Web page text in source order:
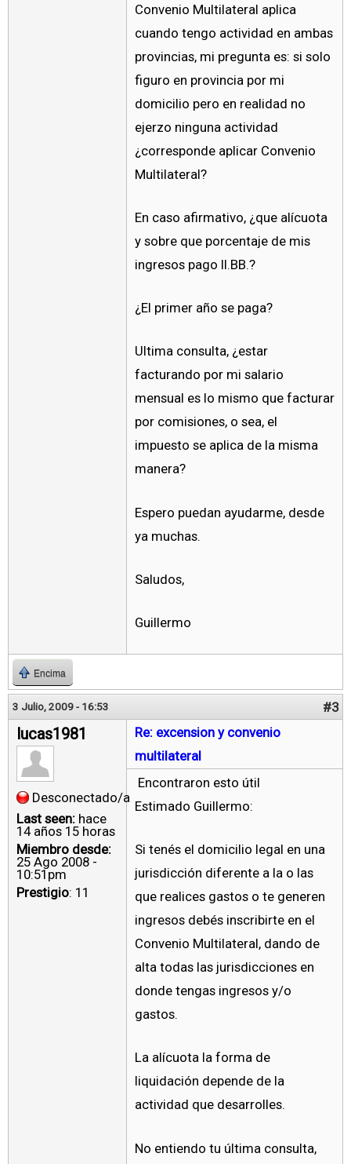
Convenio Multilateral aplica
cuando tengo actividad en ambas
provincias, mi pregunta es: si solo
figuro en provincia por mi
domicilio pero en realidad no
ejerzo ninguna actividad
¿corresponde aplicar Convenio
Multilateral?
En caso afirmativo, ¿que alícuota
y sobre que porcentaje de mis
ingresos pago II.BB.?
¿El primer año se paga?
Ultima consulta, ¿estar
facturando por mi salario
mensual es lo mismo que facturar
por comisiones, o sea, el
impuesto se aplica de la misma
manera?
Espero puedan ayudarme, desde
ya muchas.
Saludos,
Guillermo
Encima
3 Julio, 2009 - 16:53 #3
lucas1981
Desconectado/a
Last seen: hace
14 años 15 horas
Miembro desde:
25 Ago 2008 -
10:51pm
Prestigio: 11
Re: excension y convenio
multilateral
Encontraron esto útil
Estimado Guillermo:
Si tenés el domicilio legal en una
jurisdicción diferente a la o las
que realices gastos o te generen
ingresos debés inscribirte en el
Convenio Multilateral, dando de
alta todas las jurisdicciones en
donde tengas ingresos y/o
gastos.
La alícuota la forma de
liquidación depende de la
actividad que desarrolles.
No entiendo tu última consulta,